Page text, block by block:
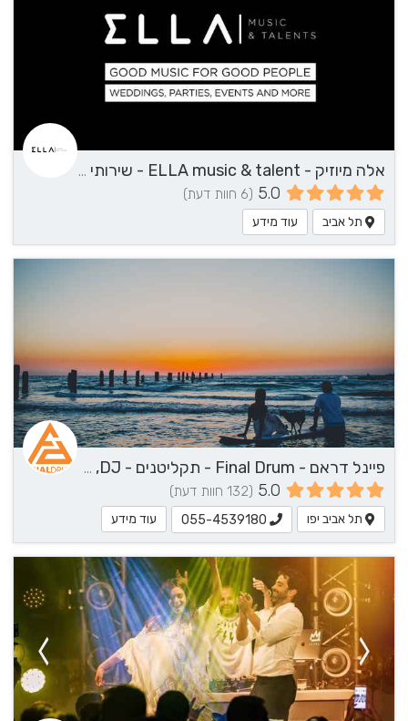
אלה מיוזיק - ELLA music & talent - שירותי מוזיקה
5.0 (6 חוות דעת)
תל אביב עוד מידע
פיינל דראם - Final Drum - תקליטנים - DJ, נגן / הרכב מוזיקלי, שירותי מוזיקה
5.0 (132 חוות דעת)
תל אביב יפו 055-4539180 עוד מידע